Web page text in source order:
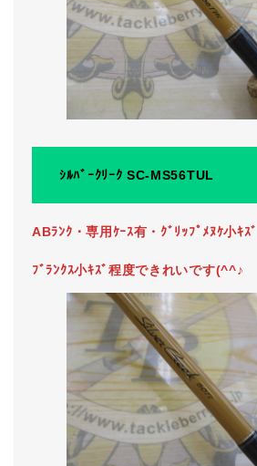
ｼﾙﾊﾞｰｸﾘｰｸ SC-MS56TUL
ABﾗﾝｸ・専用ｹｰｽ有・ｸﾞﾘｯﾌﾟﾒﾇｹ小ｷｽﾞ
ﾌﾞﾗﾝｸｽ小ｷｽﾞ程度できれいです(^^♪